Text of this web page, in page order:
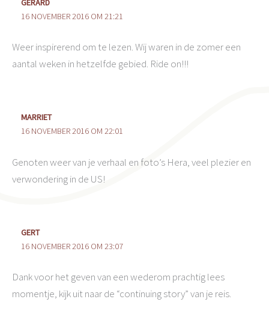
GERARD
16 NOVEMBER 2016 OM 21:21
Weer inspirerend om te lezen. Wij waren in de zomer een
aantal weken in hetzelfde gebied. Ride on!!!
MARRIET
16 NOVEMBER 2016 OM 22:01
Genoten weer van je verhaal en foto’s Hera, veel plezier en
verwondering in de US!
GERT
16 NOVEMBER 2016 OM 23:07
Dank voor het geven van een wederom prachtig lees
momentje, kijk uit naar de “continuing story” van je reis.